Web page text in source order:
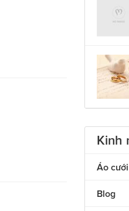
Kinh
Áo
Áo dài
Blog